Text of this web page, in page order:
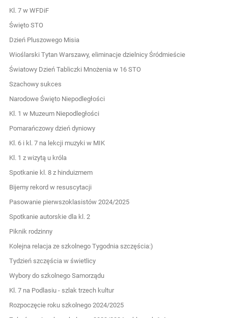
Kl. 7 w WFDiF
Święto STO
Dzień Pluszowego Misia
Wioślarski Tytan Warszawy, eliminacje dzielnicy Śródmieście
Światowy Dzień Tabliczki Mnożenia w 16 STO
Szachowy sukces
Narodowe Święto Niepodległości
Kl. 1 w Muzeum Niepodległości
Pomarańczowy dzień dyniowy
Kl. 6 i kl. 7 na lekcji muzyki w MIK
Kl. 1 z wizytą u króla
Spotkanie kl. 8 z hinduizmem
Bijemy rekord w resuscytacji
Pasowanie pierwszoklasistów 2024/2025
Spotkanie autorskie dla kl. 2
Piknik rodzinny
Kolejna relacja ze szkolnego Tygodnia szczęścia:)
Tydzień szczęścia w świetlicy
Wybory do szkolnego Samorządu
Kl. 7 na Podlasiu - szlak trzech kultur
Rozpoczęcie roku szkolnego 2024/2025